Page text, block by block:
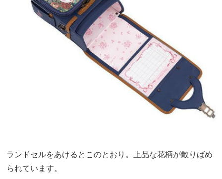
ランドセルをあけるとこのとおり。上品な花柄が散りばめ
られています。